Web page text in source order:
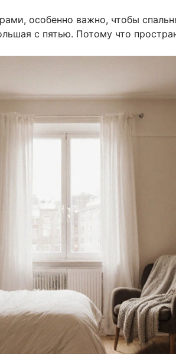
особенно важно, чтобы
с пятью. Потому что